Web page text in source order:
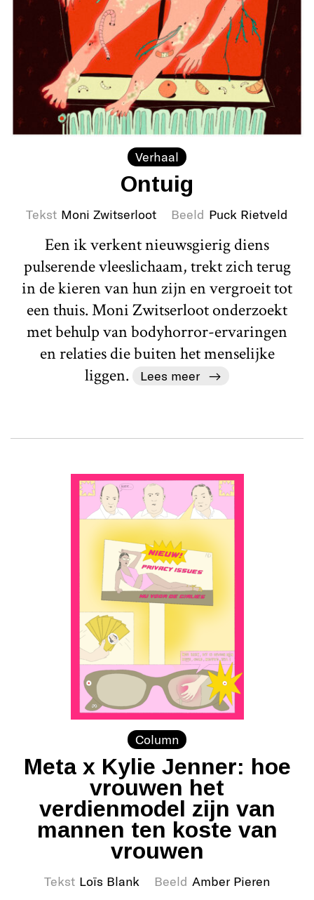
Verhaal
Ontuig
Tekst Moni Zwitserloot Beeld Puck Rietveld
Een ik verkent nieuwsgierig diens
pulserende vleeslichaam, trekt zich terug
in de kieren van hun zijn en vergroeit tot
een thuis. Moni Zwitserloot onderzoekt
met behulp van bodyhorror-ervaringen
en relaties die buiten het menselijke
liggen.
Lees meer
Column
Meta x Kylie Jenner: hoe
vrouwen het
verdienmodel zijn van
mannen ten koste van
vrouwen
Tekst Loïs Blank Beeld Amber Pieren